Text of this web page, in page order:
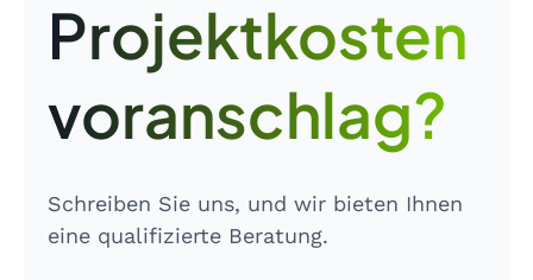
Projektkosten
voranschlag?
Schreiben Sie uns, und wir bieten Ihnen
eine qualifizierte Beratung.